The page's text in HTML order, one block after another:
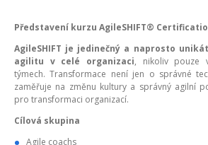
Představení kurzu AgileSHIFT®
AgileSHIFT je jedinečný a naprosto
agilitu v celé organizaci, nikoliv pouze
týmech. Transformace není jen o správné
zaměřuje na změnu kultury a správný agilní
pro transformaci organizací.
Cílová skupina
Agile coachs